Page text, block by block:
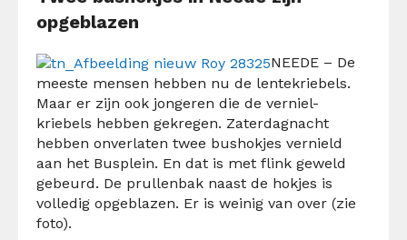
opgeblazen
NEEDE – De
meeste mensen hebben nu de lentekriebels.
Maar er zijn ook jongeren die de verniel-
kriebels hebben gekregen. Zaterdagnacht
hebben onverlaten twee bushokjes vernield
aan het Busplein. En dat is met flink geweld
gebeurd. De prullenbak naast de hokjes is
volledig opgeblazen. Er is weinig van over (zie
foto).